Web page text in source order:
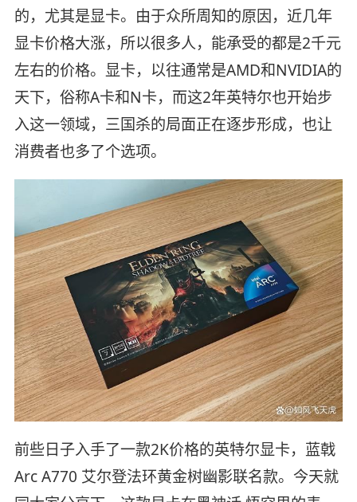
的，尤其是显卡。由于众所周知的原因，近几年
显卡价格大涨，所以很多人，能承受的都是2千元
左右的价格。显卡，以往通常是AMD和NVIDIA的
天下，俗称A卡和N卡，而这2年英特尔也开始步
入这一领域，三国杀的局面正在逐步形成，也让
消费者也多了个选项。
前些日子入手了一款2K价格的英特尔显卡，蓝戟
Arc A770 艾尔登法环黄金树幽影联名款。今天就